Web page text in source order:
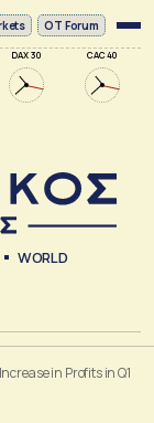
DAX 30 CAC 40
OT Forum
WORLD
in Profits in Q1